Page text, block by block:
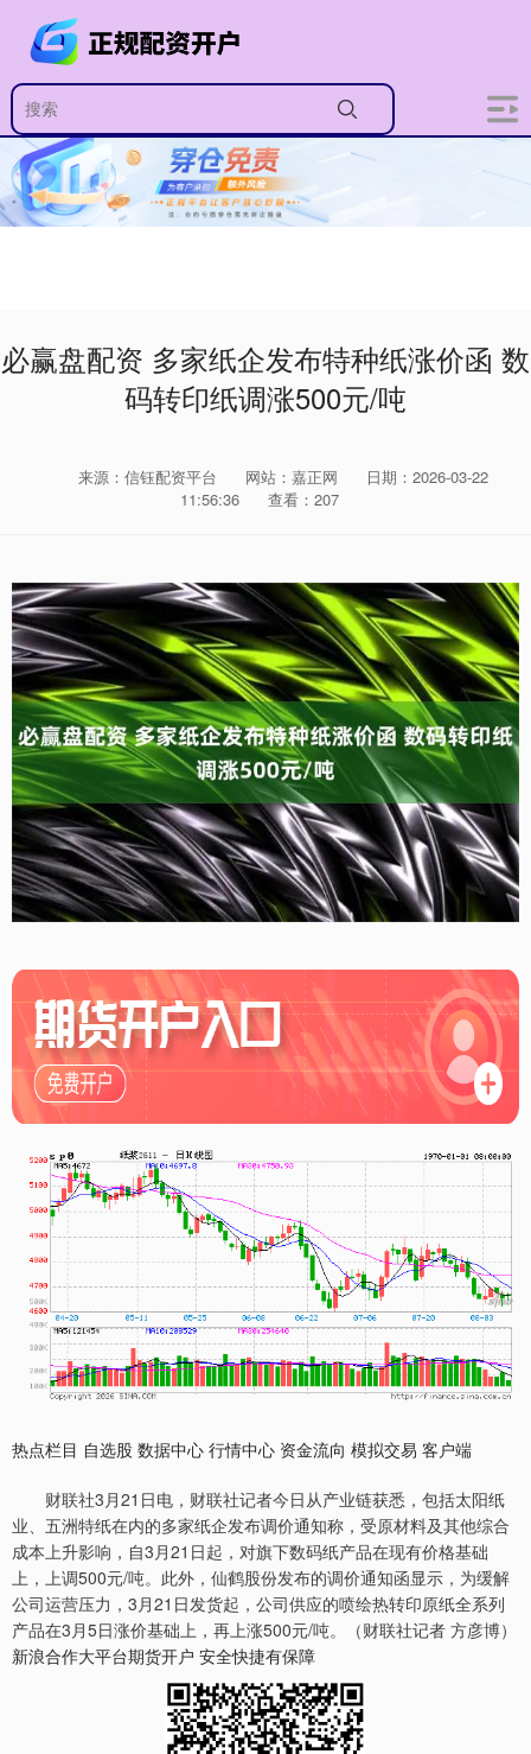
必赢盘配资 多家纸企发布特种纸涨价函 数
码转印纸调涨500元/吨
来源：信钰配资平台 网站：嘉正网
日期：2026-03-22
11:56:36
查看：207
热点栏目 自选股 数据中心 行情中心 资金流向 模拟交易 客户端
财联社3月21日电，财联社记者今日从产业链获悉，包括太阳纸
业、五洲特纸在内的多家纸企发布调价通知称，受原材料及其他综合
成本上升影响，自3月21日起，对旗下数码纸产品在现有价格基础
上，上调500元/吨。此外，仙鹤股份发布的调价通知函显示，为缓解
公司运营压力，3月21日发货起，公司供应的喷绘热转印原纸全系列
产品在3月5日涨价基础上，再上涨500元/吨。（财联社记者 方彦博）
新浪合作大平台期货开户 安全快捷有保障